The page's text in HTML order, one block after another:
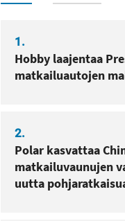
1.
Hobby laajentaa
matkailuautojen
2.
Polar kasvattaa
matkailuvaunujen
uutta